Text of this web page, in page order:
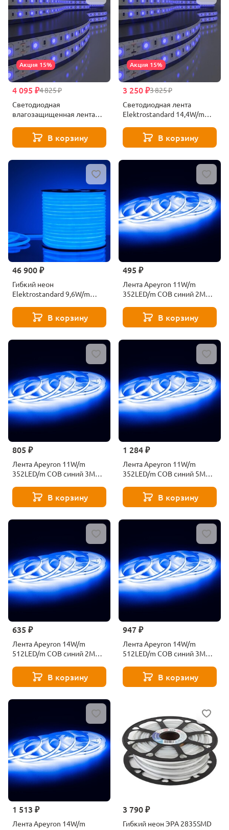
Акция 15%
4 825 ₽
4 095 ₽
Светодиодная
влагозащищенная лента
60LED/m 5050SMD синий
5M a052976В корзину
Акция 15%
3 825 ₽
3 250 ₽
Светодиодная лента
Elektrostandard 14,4W/m
5M a052975В корзину
46 900 ₽
Гибкий неон
Elektrostandard 9,6W/m
50M a043550В корзину
495 ₽
Лента Apeyron 11W/m
352LED/m COB синий 2M
В корзину
805 ₽
Лента Apeyron 11W/m
352LED/m COB синий 3M
В корзину
1 284 ₽
Лента Apeyron 11W/m
352LED/m COB синий 5M
В корзину
635 ₽
Лента Apeyron 14W/m
512LED/m COB синий 2M
В корзину
947 ₽
Лента Apeyron 14W/m
512LED/m COB синий 3M
В корзину
1 513 ₽
Лента Apeyron 14W/m
3 790 ₽
Гибкий неон ЭРА 2835SMD